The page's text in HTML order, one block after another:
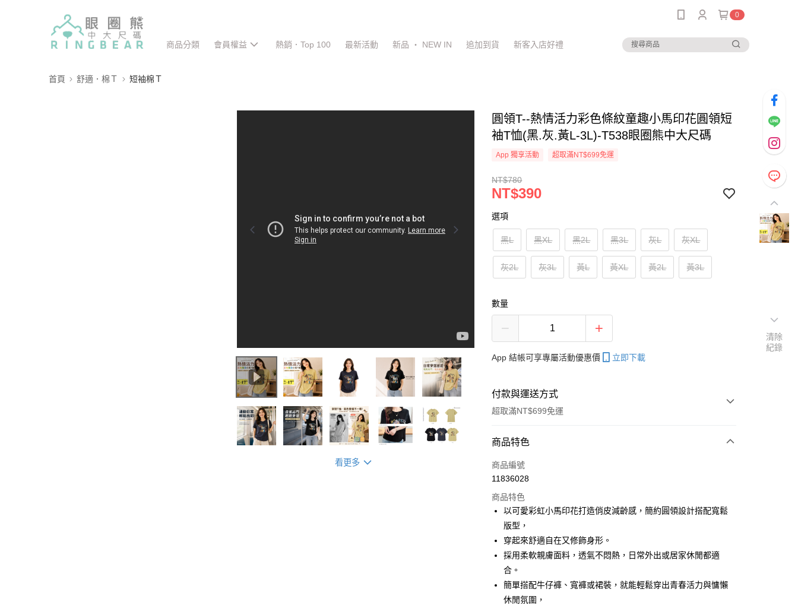
0
商品分類 會員權益 熱銷．Top 100 最新活動 新品 ‧ NEW IN 追加到貨 新客入店好禮
首頁 舒適．棉Ｔ 短袖棉Ｔ
看更多
圓領T--熱情活力彩色條紋童趣小馬印花圓領短
袖T恤(黑.灰.黃L-3L)-T538眼圈熊中大尺碼
App 獨享活動 超取滿NT$699免運
NT$780
NT$390
選項
黑L 黑XL 黑2L 黑3L 灰L 灰XL
灰2L 灰3L 黃L 黃XL 黃2L 黃3L
數量
App 結帳可享專屬活動優惠價 立即下載
付款與運送方式
超取滿NT$699免運
付款方式
信用卡一次付款
LINE Pay
Apple Pay
街口支付
悠遊付
Google Pay
商品特色
商品編號
11836028
商品特色
以可愛彩虹小馬印花打造俏皮減齡感，簡約圓領設計搭配寬鬆
版型，
穿起來舒適自在又修飾身形。
採用柔軟親膚面料，透氣不悶熱，日常外出或居家休閒都適
合。
簡單搭配牛仔褲、寬褲或裙裝，就能輕鬆穿出青春活力與慵懶
休閒氛圍，
清除
紀錄